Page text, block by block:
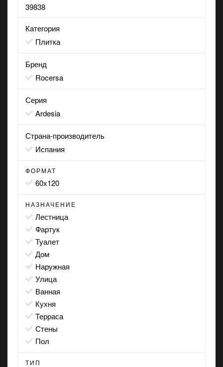
39838
Категория
Плитка
Бренд
Rocersa
Серия
Ardesia
Страна-производитель
Испания
ФОРМАТ
60x120
НАЗНАЧЕНИЕ
лестница
фартук
туалет
дом
наружная
улица
ванная
кухня
терраса
стены
пол
ТИП